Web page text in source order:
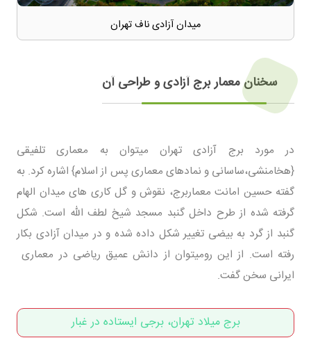
میدان آزادی ناف تهران
سخنان معمار برج آزادی و طراحی آن
در مورد برج آزادی تهران میتوان به معماری تلفیقی
{هخامنشی،ساسانی و نمادهای معماری پس از اسلام} اشاره کرد. به
گفته حسین امانت معماربرج، نقوش و گل کاری های میدان الهام
گرفته شده از طرح داخل گنبد مسجد شیخ لطف الله است. شکل
گنبد از گرد به بیضی تغییر شکل داده شده و در میدان آزادی بکار
رفته است. از این رومیتوان از دانش عمیق ریاضی در معماری
ایرانی سخن گفت.
برج میلاد تهران، برجی ایستاده در غبار